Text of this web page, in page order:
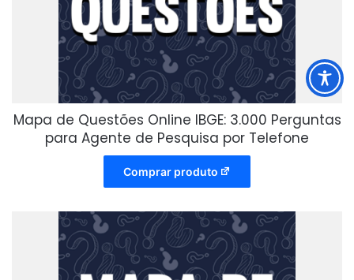
Mapa de Questões Online IBGE: 3.000 Perguntas
para Agente de Pesquisa por Telefone
Comprar produto